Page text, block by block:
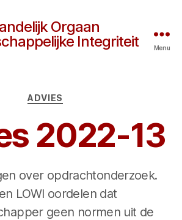
Orgaan
Integriteit
Menu
Categorieën
ADVIES
2022-13
over opdrachtonderzoek.
LOWI oordelen dat
geen normen uit de